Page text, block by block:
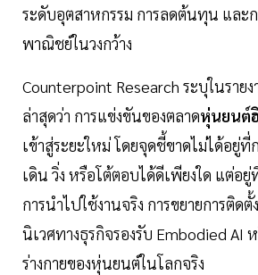
ระดับอุตสาหกรรม การลดต้นทุน และก
พาณิชย์ในวงกว้าง
Counterpoint Research ระบุในราย
ล่าสุดว่า การแข่งขันของตลาดหุ่นยนต์
เข้าสู่ระยะใหม่ โดยจุดชี้ขาดไม่ได้อยู่
เดิน วิ่ง หรือโต้ตอบได้ดีเพียงใด แต่อยู่
การนำไปใช้งานจริง การขยายการติดตั้
นิเวศทางธุรกิจรองรับ Embodied AI
ร่างกายของหุ่นยนต์ในโลกจริง